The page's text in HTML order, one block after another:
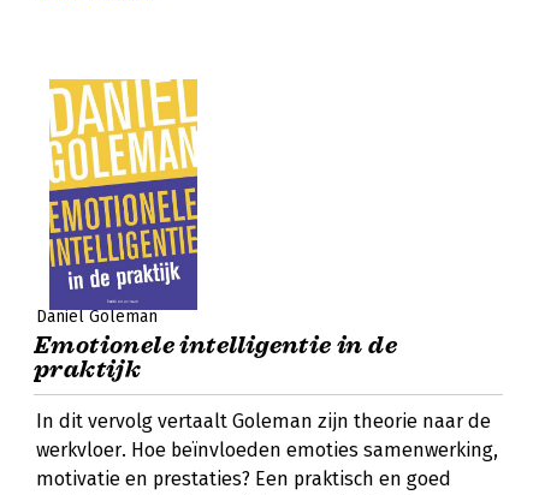
Daniel Goleman
Emotionele intelligentie in de
praktijk
In dit vervolg vertaalt Goleman zijn theorie naar de
werkvloer. Hoe beïnvloeden emoties samenwerking,
motivatie en prestaties? Een praktisch en goed